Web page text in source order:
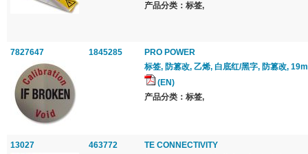
产品分类：标签,
7827647 1845285
PRO POWER
标签, 防篡改, 乙烯, 白底红/黑字, 防篡改,
(EN)
产品分类：标签,
13027 463772
TE CONNECTIVITY